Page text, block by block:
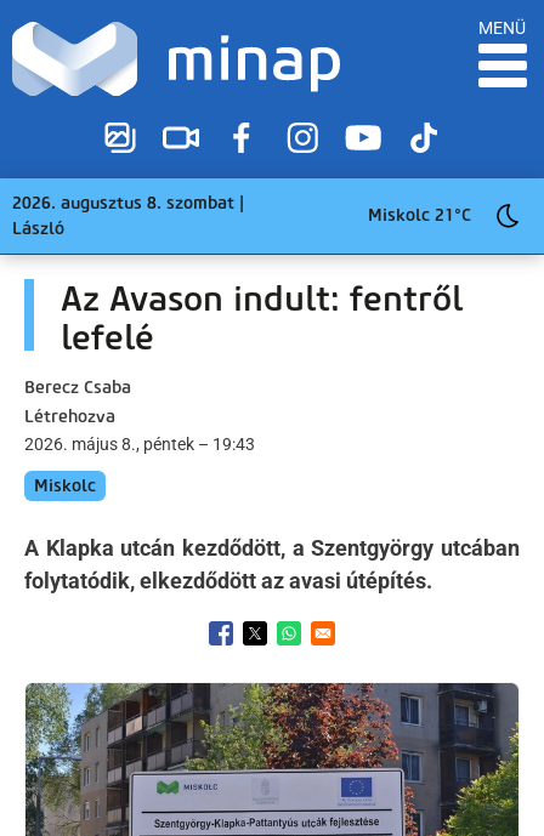
MENÜ
2026. augusztus 8. szombat |
László
Miskolc 21°C
Az Avason indult: fentről
lefelé
Berecz Csaba
Létrehozva
2026. május 8., péntek – 19:43
Miskolc
A Klapka utcán kezdődött, a Szentgyörgy utcában
folytatódik, elkezdődött az avasi útépítés.
Opens in a new window
Opens in a new window
Opens in a new window
Kép